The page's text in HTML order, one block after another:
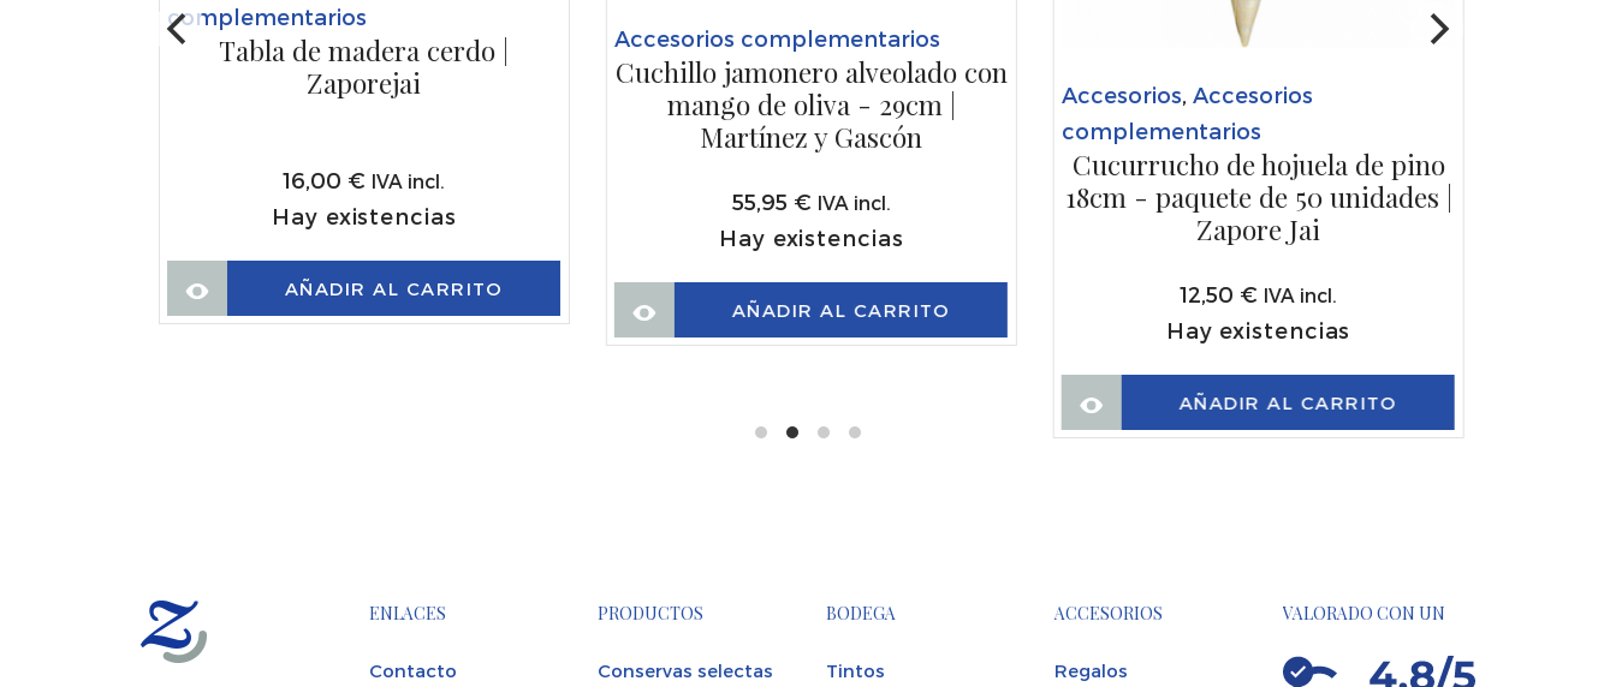
complementarios
Tabla de madera cerdo |
Zaporejai
16,00 € IVA incl.
Hay existencias
AÑADIR AL CARRITO
Accesorios complementarios
Cuchillo jamonero alveolado con
mango de oliva - 29cm |
Martínez y Gascón
55,95 € IVA incl.
Hay existencias
AÑADIR AL CARRITO
Accesorios Accesorios
complementarios
Cucurrucho de hojuela de pino
18cm - paquete de 50 unidades |
Zapore Jai
12,50 € IVA incl.
Hay existencias
AÑADIR AL CARRITO
ENLACES
Contacto
PRODUCTOS
Conservas selectas
BODEGA
Tintos
ACCESORIOS
Regalos
VALORADO CON UN